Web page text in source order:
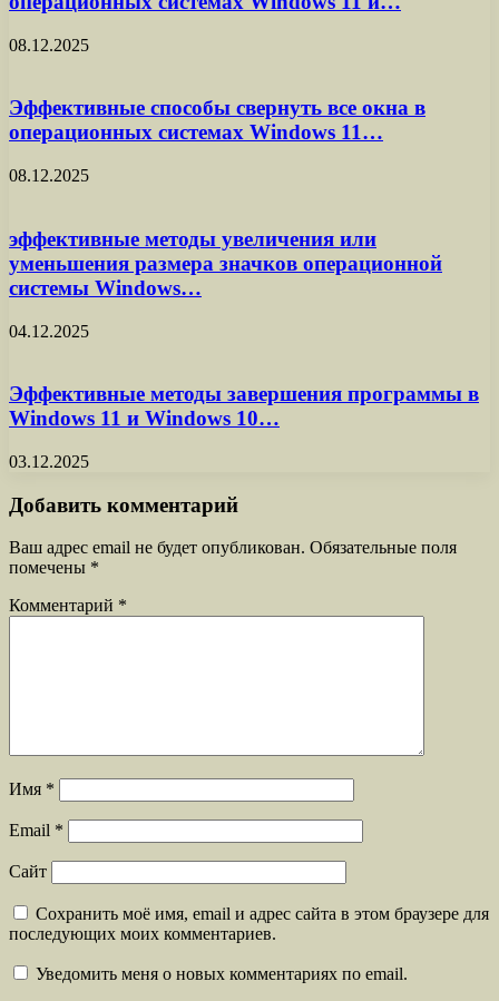
08.12.2025
Эффективные способы свернуть все окна в
операционных системах Windows 11…
08.12.2025
эффективные методы увеличения или
уменьшения размера значков операционной
системы Windows…
04.12.2025
Эффективные методы завершения программы в
Windows 11 и Windows 10…
03.12.2025
Добавить комментарий
Ваш адрес email не будет опубликован. Обязательные поля
помечены *
Комментарий *
Имя *
Email *
Сайт
Сохранить моё имя, email и адрес сайта в этом браузере для
последующих моих комментариев.
Уведомить меня о новых комментариях по email.